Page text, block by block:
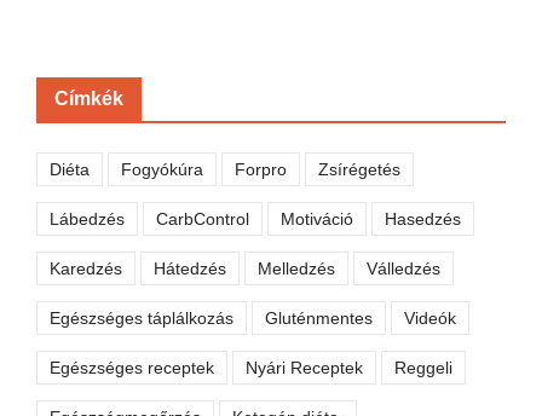
Címkék
Diéta Fogyókúra Forpro Zsírégetés
Lábedzés CarbControl Motiváció Hasedzés
Karedzés Hátedzés Melledzés Válledzés
Egészséges táplálkozás Gluténmentes Videók
Egészséges receptek Nyári Receptek Reggeli